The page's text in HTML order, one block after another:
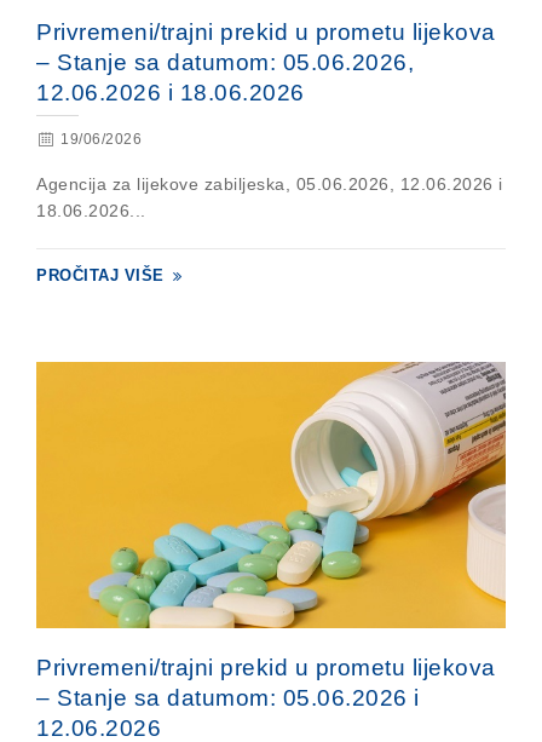
Privremeni/trajni prekid u prometu lijekova
– Stanje sa datumom: 05.06.2026,
12.06.2026 i 18.06.2026
19/06/2026
Agencija za lijekove zabiljeska, 05.06.2026, 12.06.2026 i
18.06.2026...
PROČITAJ VIŠE
Privremeni/trajni prekid u prometu lijekova
– Stanje sa datumom: 05.06.2026 i
12.06.2026